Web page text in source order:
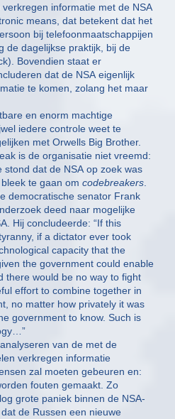
informatie met de NSA
means, dat betekent dat het
bij telefoonmaatschappijen
de dagelijkse praktijk, bij de
Bovendien staat er
dat de NSA eigenlijk
te komen, zolang het maar
en enorm machtige
iedere controle weet te
met Orwells Big Brother.
is de organisatie niet vreemd:
dat de NSA op zoek was
bleek te gaan om codebreakers
democratische senator Frank
deed naar mogelijke
Hij concludeerde: “If this
if a dictator ever took
capacity that the
the government could enable
there would be no way to fight
effort to combine together in
no matter how privately it was
government to know. Such is
van de met de
verkregen informatie
zal moeten gebeuren en:
fouten gemaakt. Zo
grote paniek binnen de NSA-
de Russen een nieuwe